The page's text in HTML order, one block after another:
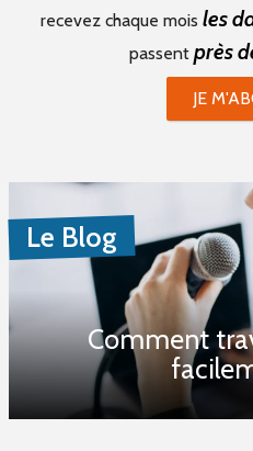
recevez chaque mois les
passent près
JE
Le Blog
Comment